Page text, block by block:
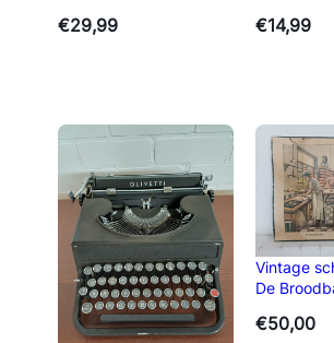
€29,99 €14,99
Vintage
De
€50,00